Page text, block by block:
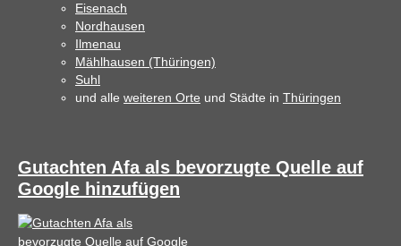
Eisenach
Nordhausen
Ilmenau
Mählhausen (Thüringen)
Suhl
und alle weiteren Orte und Städte in Thüringen
Gutachten Afa als bevorzugte Quelle auf
Google hinzufügen